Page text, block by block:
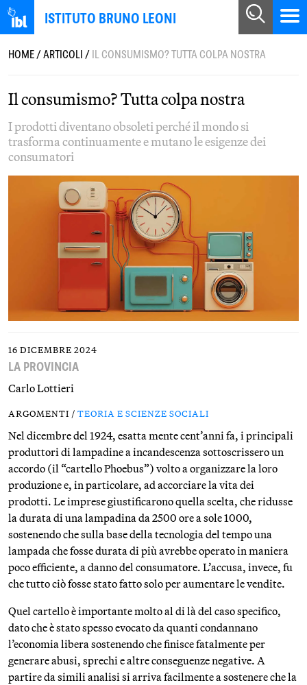
ISTITUTO BRUNO LEONI
HOME/ARTICOLI/IL CONSUMISMO? TUTTA COLPA NOSTRA
Il consumismo? Tutta colpa nostra
I prodotti diventano obsoleti perché il mondo si
trasforma continuamente e mutano le esigenze dei
consumatori
16 DICEMBRE 2024
LA PROVINCIA
Carlo Lottieri
ARGOMENTI / TEORIA E SCIENZE SOCIALI
Nel dicembre del 1924, esatta mente cent’anni fa, i principali
produttori di lampadine a incandescenza sottoscrissero un
accordo (il “cartello Phoebus”) volto a organizzare la loro
produzione e, in particolare, ad accorciare la vita dei
prodotti. Le imprese giustificarono quella scelta, che ridusse
la durata di una lampadina da 2500 ore a sole 1000,
sostenendo che sulla base della tecnologia del tempo una
lampada che fosse durata di più avrebbe operato in maniera
poco efficiente, a danno del consumatore. L’accusa, invece, fu
che tutto ciò fosse stato fatto solo per aumentare le vendite.
Quel cartello è importante molto al di là del caso specifico,
dato che è stato spesso evocato da quanti condannano
l’economia libera sostenendo che finisce fatalmente per
generare abusi, sprechi e altre conseguenze negative. A
partire da simili analisi si arriva facilmente a sostenere che la